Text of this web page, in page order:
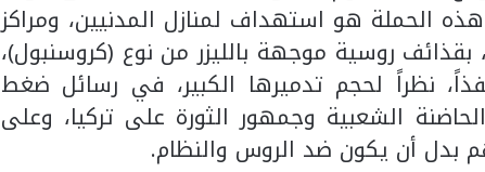
هذه الحملة هو استهداف لمنازل المدنيين، ومراكز
بقذائف روسية موجهة بالليزر من نوع (كروسنبول)،
نظراً لحجم تدميرها الكبير، في رسائل ضغط
الشعبية وجمهور الثورة على تركيا، وعلى
بدل أن يكون ضد الروس والنظام.